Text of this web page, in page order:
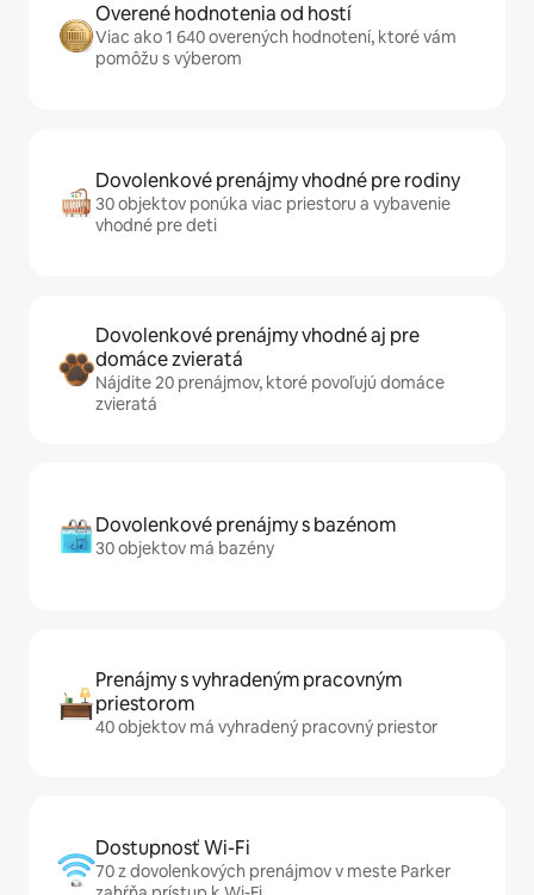
Overené hodnotenia od hostí
Viac ako 1 640 overených hodnotení, ktoré vám
pomôžu s výberom
Dovolenkové prenájmy vhodné pre rodiny
30 objektov ponúka viac priestoru a vybavenie
vhodné pre deti
Dovolenkové prenájmy vhodné aj pre
domáce zvieratá
Nájdite 20 prenájmov, ktoré povoľujú domáce
zvieratá
Dovolenkové prenájmy s bazénom
30 objektov má bazény
Prenájmy s vyhradeným pracovným
priestorom
40 objektov má vyhradený pracovný priestor
Dostupnosť Wi-Fi
70 z dovolenkových prenájmov v meste Parker